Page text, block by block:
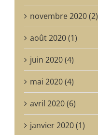
novembre 2020 (2)
août 2020 (1)
juin 2020 (4)
mai 2020 (4)
avril 2020 (6)
janvier 2020 (1)